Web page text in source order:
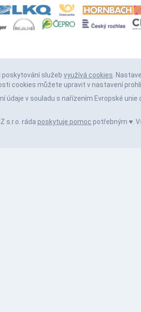
služeb využívá cookies .
cookies můžete upravit v nastavení
údaje v souladu s nařízením Evropské unie
s.r.o. ráda poskytuje pomoc potřebným ♥️.